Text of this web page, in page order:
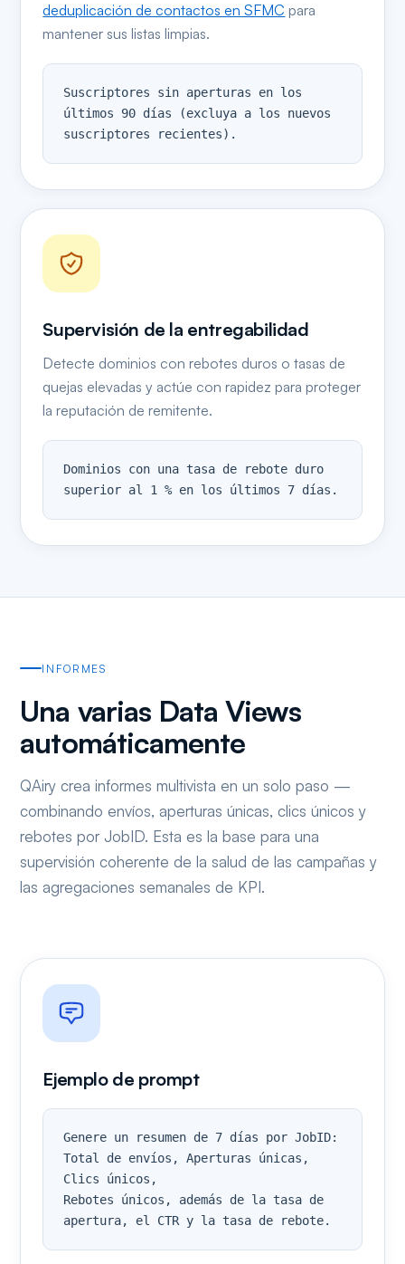
deduplicación de contactos en SFMC para
mantener sus listas limpias.
Suscriptores sin aperturas en los
últimos 90 días (excluya a los nuevos
suscriptores recientes).
Supervisión de la entregabilidad
Detecte dominios con rebotes duros o tasas de
quejas elevadas y actúe con rapidez para proteger
la reputación de remitente.
Dominios con una tasa de rebote duro
superior al 1 % en los últimos 7 días.
INFORMES
Una varias Data Views
automáticamente
QAiry crea informes multivista en un solo paso —
combinando envíos, aperturas únicas, clics únicos y
rebotes por JobID. Esta es la base para una
supervisión coherente de la salud de las campañas y
las agregaciones semanales de KPI.
Ejemplo de prompt
Genere un resumen de 7 días por JobID:
Total de envíos, Aperturas únicas,
Clics únicos,
Rebotes únicos, además de la tasa de
apertura, el CTR y la tasa de rebote.